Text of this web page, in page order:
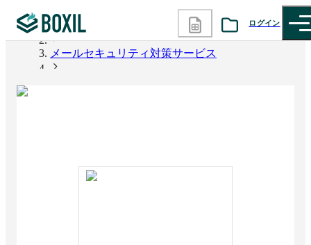
ログイン
カテゴリから探す
BOXILの使い方ガイド
BOXIL
メールセキュリティ対策サービス